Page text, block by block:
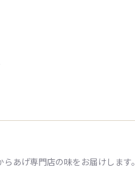
あげ専門店の味をお届けします。